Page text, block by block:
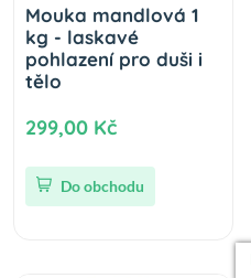
Mouka mandlová 1
kg - laskavé
pohlazení pro duši i
tělo
299,00 Kč
Do obchodu